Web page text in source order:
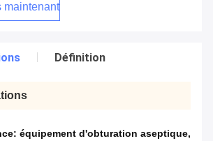
maintenant
Définition
équipement d'obturation aseptique,